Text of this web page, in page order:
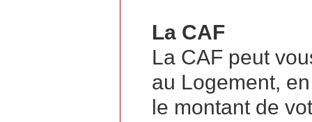
La CAF
La CAF peut
au Logement,
le montant de